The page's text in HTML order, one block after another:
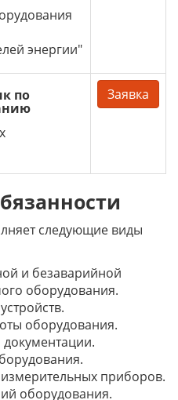
энергии"
по Заявка
следующие виды
и безаварийной
оборудования.
оборудования.
приборов.
оборудования.